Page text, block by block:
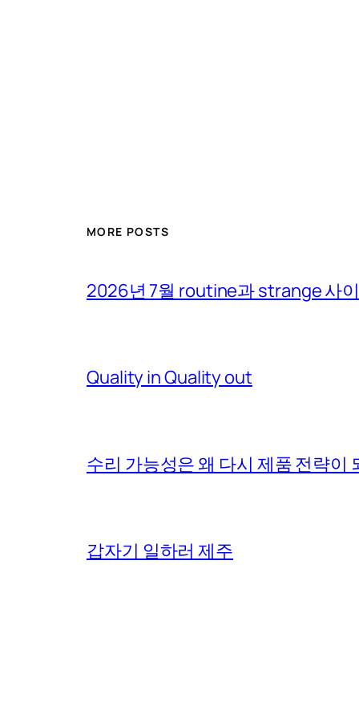
MORE POSTS
2026년 7월 routine과 strange 사
Quality in Quality out
수리 가능성은 왜 다시 제품 전략이
갑자기 일하러 제주